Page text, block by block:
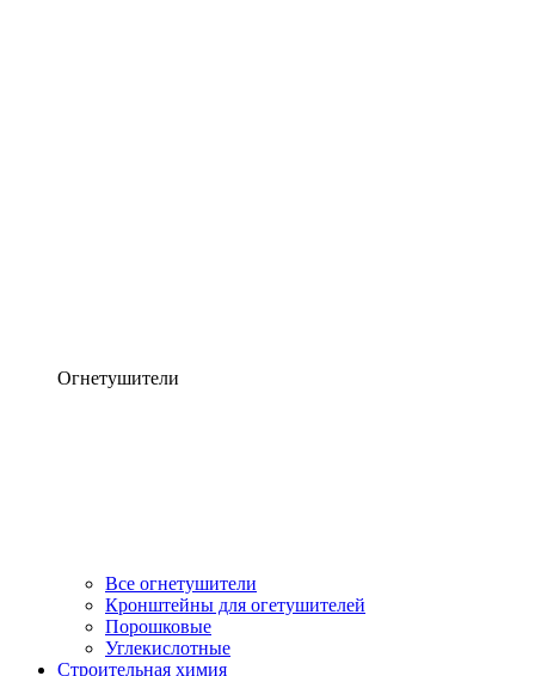
Огнетушители
Все огнетушители
Кронштейны для огетушителей
Порошковые
Углекислотные
Строительная химия